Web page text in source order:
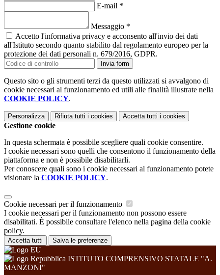
E-mail *
Messaggio *
Accetto l'informativa privacy e acconsento all'invio dei dati
all'Istituto secondo quanto stabilito dal regolamento europeo per la
protezione dei dati personali n. 679/2016, GDPR.
Invia form
Questo sito o gli strumenti terzi da questo utilizzati si avvalgono di
cookie necessari al funzionamento ed utili alle finalità illustrate nella
COOKIE POLICY.
Personalizza Rifiuta tutti i cookies Accetta tutti i cookies
Gestione cookie
In questa schermata è possibile scegliere quali cookie consentire.
I cookie necessari sono quelli che consentono il funzionamento della
piattaforma e non è possibile disabilitarli.
Per conoscere quali sono i cookie necessari al funzionamento potete
visionare la COOKIE POLICY.
Cookie necessari per il funzionamento
I cookie necessari per il funzionamento non possono essere
disabilitati. È possibile consultare l'elenco nella pagina della cookie
policy.
Accetta tutti Salva le preferenze
ISTITUTO COMPRENSIVO STATALE "A.
MANZONI"